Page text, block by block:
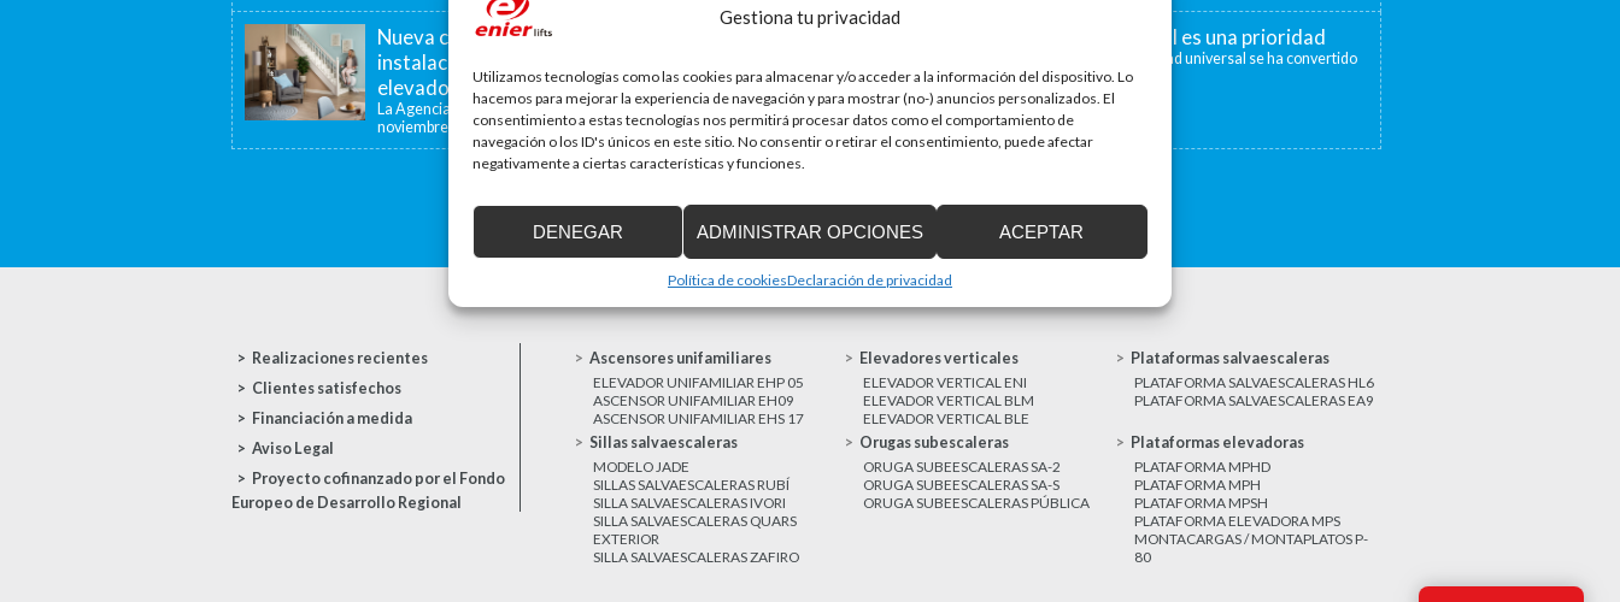
Gestiona tu privacidad
Utilizamos tecnologías como las cookies para almacenar y/o acceder a la información del dispositivo. Lo
hacemos para mejorar la experiencia de navegación y para mostrar (no-) anuncios personalizados. El
consentimiento a estas tecnologías nos permitirá procesar datos como el comportamiento de
navegación o los ID's únicos en este sitio. No consentir o retirar el consentimiento, puede afectar
negativamente a ciertas características y funciones.
ACEPTAR
DENEGAR ADMINISTRAR OPCIONES
Política de cookiesDeclaración de privacidad
Nueva convocatoria de ayudas para la
instalación de ascensores, plataformas
elevadoras y dispositivos de accesibilidad
La Agencia de la Vivienda de Cataluña aprobó el pasado 15 de
noviembre de...
La accesibilidad universal es una prioridad
En la última década la accesibilidad universal se ha convertido
en una prioridad para...
Realizaciones recientes
Clientes satisfechos
Financiación a medida
Aviso Legal
Proyecto cofinanzado por el Fondo
Europeo de Desarrollo Regional
Ascensores unifamiliares
ELEVADOR UNIFAMILIAR EHP 05
ASCENSOR UNIFAMILIAR EH09
ASCENSOR UNIFAMILIAR EHS 17
Elevadores verticales
ELEVADOR VERTICAL ENI
ELEVADOR VERTICAL BLM
ELEVADOR VERTICAL BLE
Plataformas salvaescaleras
PLATAFORMA SALVAESCALERAS HL6
PLATAFORMA SALVAESCALERAS EA9
Sillas salvaescaleras
MODELO JADE
SILLAS SALVAESCALERAS RUBÍ
SILLA SALVAESCALERAS IVORI
SILLA SALVAESCALERAS QUARS
EXTERIOR
SILLA SALVAESCALERAS ZAFIRO
Orugas subescaleras
ORUGA SUBEESCALERAS SA-2
ORUGA SUBEESCALERAS SA-S
ORUGA SUBEESCALERAS PÚBLICA
Plataformas elevadoras
PLATAFORMA MPHD
PLATAFORMA MPH
PLATAFORMA MPSH
PLATAFORMA ELEVADORA MPS
MONTACARGAS / MONTAPLATOS P-
80